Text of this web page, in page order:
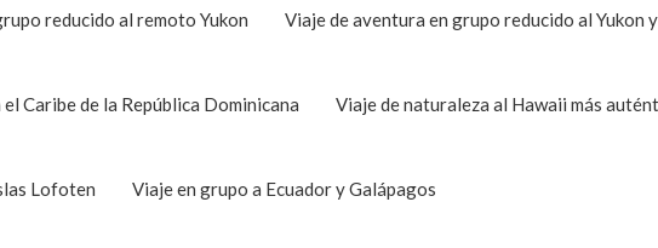
reducido al remoto Yukon Viaje de aventura en grupo reducido al Yukon
Caribe de la República Dominicana Viaje de naturaleza al Hawaii más
Lofoten Viaje en grupo a Ecuador y Galápagos